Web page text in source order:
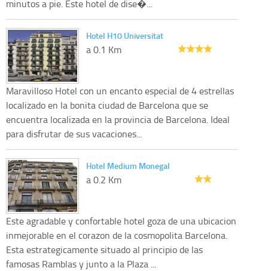
minutos a pie. Este hotel de dise�...
Hotel H10 Universitat
a 0.1 Km
Maravilloso Hotel con un encanto especial de 4 estrellas
localizado en la bonita ciudad de Barcelona que se
encuentra localizada en la provincia de Barcelona. Ideal
para disfrutar de sus vacaciones...
Hotel Medium Monegal
a 0.2 Km
Este agradable y confortable hotel goza de una ubicacion
inmejorable en el corazon de la cosmopolita Barcelona.
Esta estrategicamente situado al principio de las
famosas Ramblas y junto a la Plaza ...